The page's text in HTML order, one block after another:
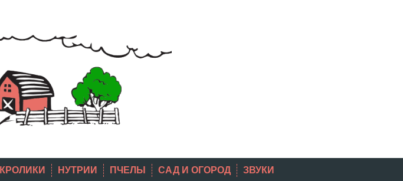
КРОЛИКИ НУТРИИ ПЧЕЛЫ САД И ОГОРОД ЗВУКИ